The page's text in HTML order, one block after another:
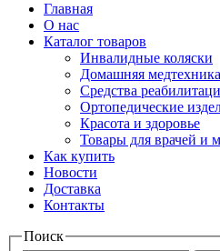
Главная
О нас
Каталог товаров
Инвалидные коляски
Домашняя медтехника
Средства
Ортопедические
Красота и здоровье
Товары для врачей и
Как купить
Новости
Доставка
Контакты
Поиск